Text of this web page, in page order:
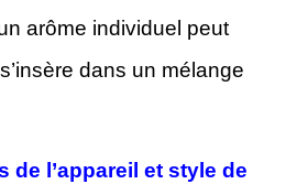
arôme individuel peut
dans un mélange
de l’appareil et style de